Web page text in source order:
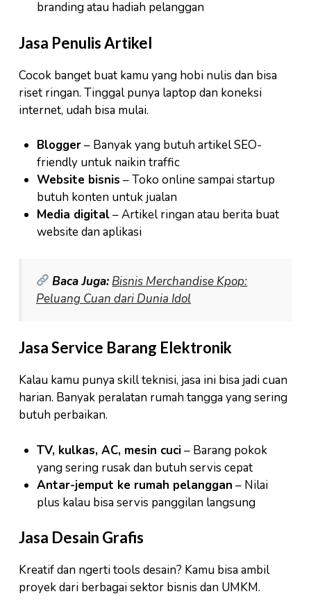
branding atau hadiah pelanggan
Jasa Penulis Artikel
Cocok banget buat kamu yang hobi nulis dan bisa
riset ringan. Tinggal punya laptop dan koneksi
internet, udah bisa mulai.
Blogger– Banyak yang butuh artikel SEO-
friendly untuk naikin traffic
Website bisnis – Toko online sampai startup
butuh konten untuk jualan
Media digital– Artikel ringan atau berita buat
website dan aplikasi
Baca Juga: Bisnis Merchandise Kpop:
Peluang Cuan dari Dunia Idol
Jasa Service Barang Elektronik
Kalau kamu punya skill teknisi, jasa ini bisa jadi cuan
harian. Banyak peralatan rumah tangga yang sering
butuh perbaikan.
TV, kulkas, AC, mesin cuci– Barang pokok
yang sering rusak dan butuh servis cepat
Antar-jemput ke rumah pelanggan – Nilai
plus kalau bisa servis panggilan langsung
Jasa Desain Grafis
Kreatif dan ngerti tools desain? Kamu bisa ambil
proyek dari berbagai sektor bisnis dan UMKM.